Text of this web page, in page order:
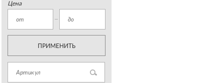
Цена
ПРИМЕНИТЬ